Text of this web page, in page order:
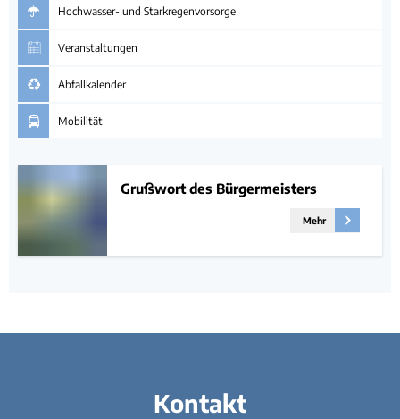
Hochwasser- und Starkregenvorsorge
Veranstaltungen
Abfallkalender
Mobilität
Grußwort des Bürgermeisters
Mehr
Kontakt